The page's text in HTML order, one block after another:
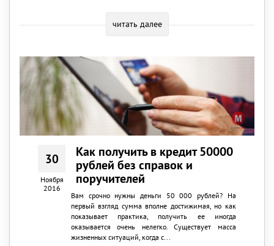
читать далее
30
Ноября
2016
Как получить в кредит 50000
рублей без справок и
поручителей
Вам срочно нужны деньги 50 000 рублей? На
первый взгляд сумма вполне достижимая, но как
показывает практика, получить ее иногда
оказывается очень нелегко. Существует масса
жизненных ситуаций, когда с...